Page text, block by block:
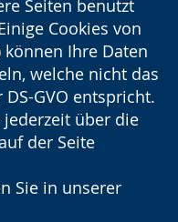
Seiten benutzt
Cookies von
können Ihre Daten
welche nicht das
GVO entspricht.
über die
der Seite
Sie in unserer